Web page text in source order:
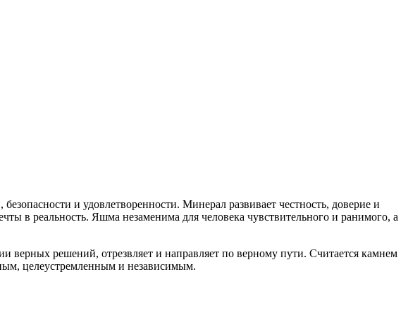
и удовлетворенности. Минерал развивает честность, доверие и
в реальность. Яшма незаменима для человека чувствительного и ранимого, а
верных решений, отрезвляет и направляет по верному пути. Считается камнем
целеустремленным и независимым.